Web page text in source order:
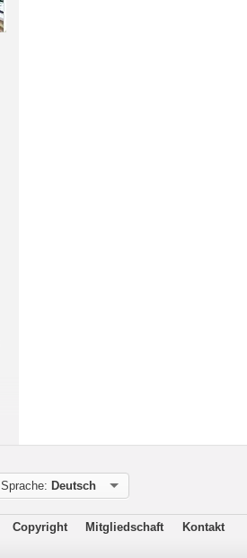
Sprache: Deutsch
Copyright Mitgliedschaft Kontakt